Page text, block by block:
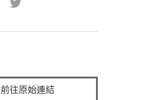
前往原始連結